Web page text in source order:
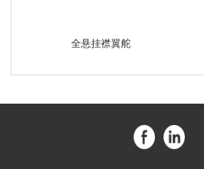
全悬挂襟翼舵